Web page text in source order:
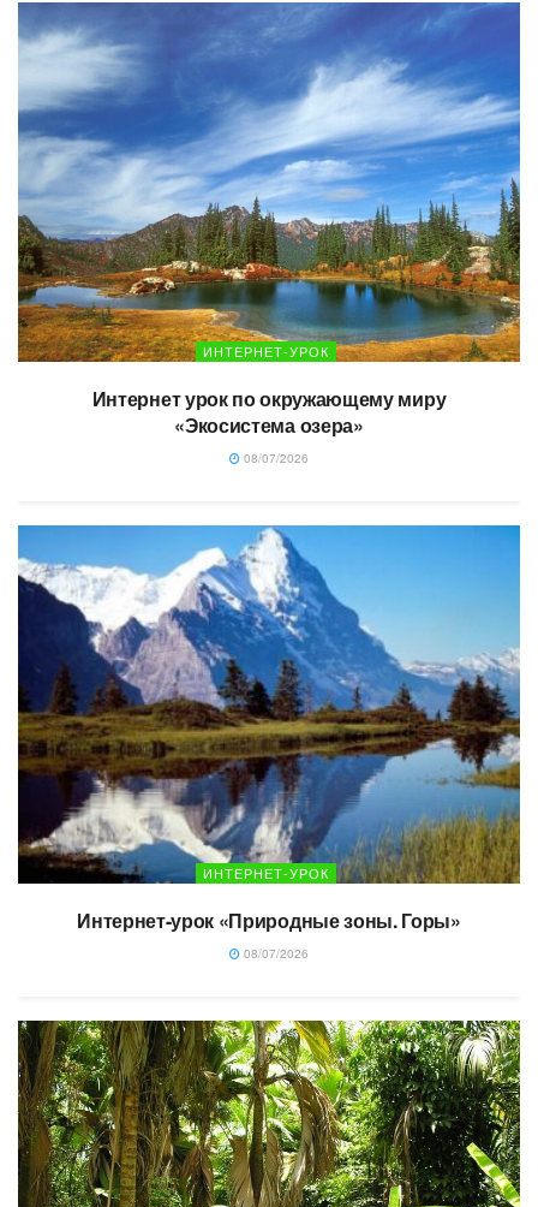
ИНТЕРНЕТ-УРОК
Интернет урок по окружающему миру
«Экосистема озера»
08/07/2026
ИНТЕРНЕТ-УРОК
Интернет-урок «Природные зоны. Горы»
08/07/2026